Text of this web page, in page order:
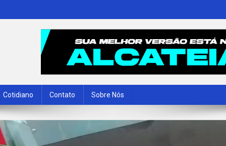
Cotidiano Contato Sobre Nós